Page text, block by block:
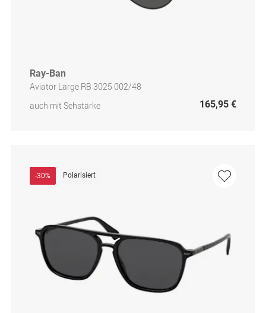
Ray-Ban
Aviator Large RB 3025 002/48
auch mit Sehstärke
165,95 €
-30% Polarisiert